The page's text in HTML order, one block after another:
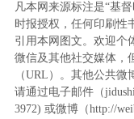
凡本网来源标注是“基
时报授权，任何印刷性
引用本网图文。欢迎个
微信及其他社交媒体，
（URL）。其他公共
请通过电子邮件（
3972) ‬或微博（http://